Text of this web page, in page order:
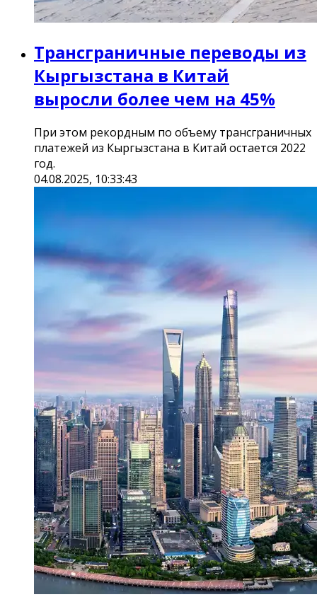
Трансграничные переводы из
Кыргызстана в Китай
выросли более чем на 45%
При этом рекордным по объему трансграничных
платежей из Кыргызстана в Китай остается 2022
год.
04.08.2025, 10:33:43